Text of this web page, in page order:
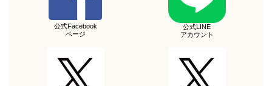
公式Facebook
ページ
公式LINE
アカウント